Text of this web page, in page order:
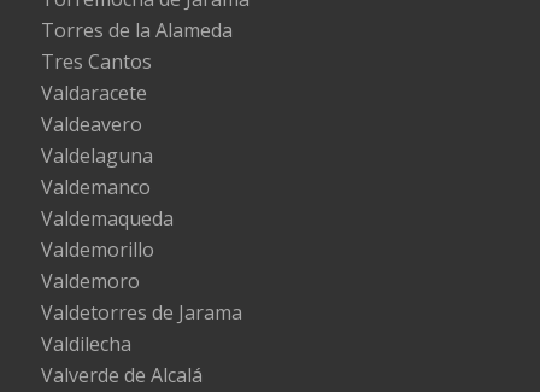
Torres de la Alameda
Tres Cantos
Valdaracete
Valdeavero
Valdelaguna
Valdemanco
Valdemaqueda
Valdemorillo
Valdemoro
Valdetorres de Jarama
Valdilecha
Valverde de Alcalá